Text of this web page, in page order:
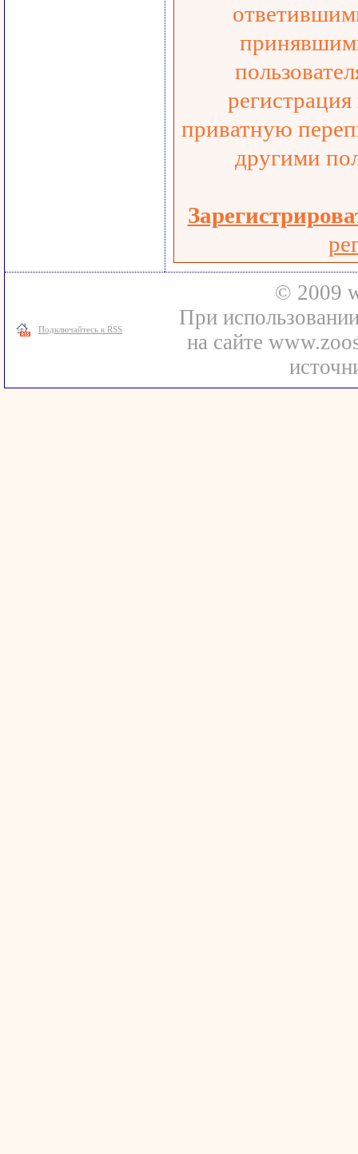
приватную
другими
Подключайтесь к RSS
© 2009
При
на сайте